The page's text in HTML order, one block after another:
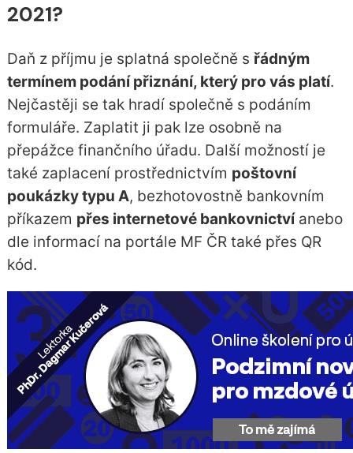
2021?
Daň z příjmu je splatná společně s řádným
termínem podání přiznání, který pro vás platí.
Nejčastěji se tak hradí společně s podáním
formuláře. Zaplatit ji pak lze osobně na
přepážce finančního úřadu. Další možností je
také zaplacení prostřednictvím poštovní
poukázky typu A, bezhotovostně bankovním
příkazem přes internetové bankovnictvíanebo
dle informací na portále MF ČR také přes QR
kód.